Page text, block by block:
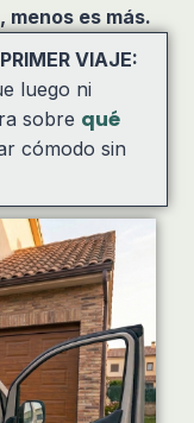
menos es más.
VIAJE:
luego ni
sobre qué
cómodo sin